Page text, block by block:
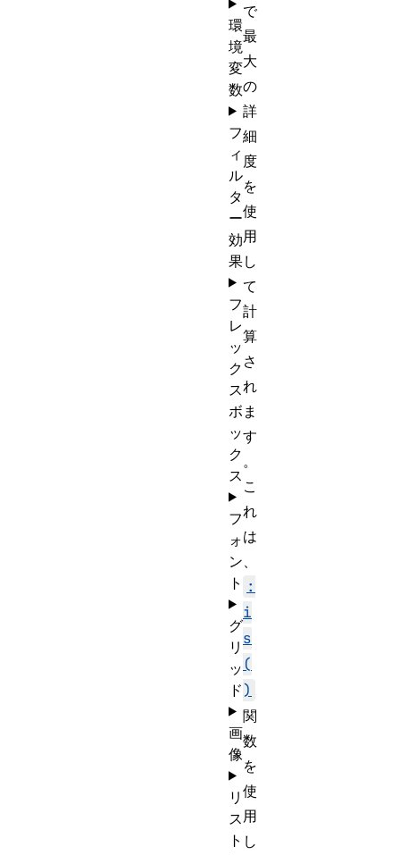
で
最
大
の
詳
細
度
を
使
用
し
て
計
算
さ
れ
ま
す
。
こ
れ
は
:
i
s
(
)
関
数
を
使
用
し
環
境
変
数
フ
ィ
ル
タ
ー
効
果
フ
レ
ッ
ク
ス
ボ
ッ
ク
ス
フ
ォ
ン
ト
グ
リ
ッ
ド
画
像
リ
ス
ト